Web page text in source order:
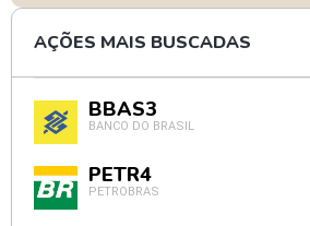
AÇÕES MAIS BUSCADAS
BBAS3
BANCO DO BRASIL
PETR4
PETROBRAS